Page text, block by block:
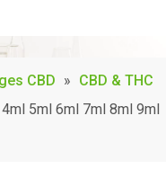
CBD » CBD & THC
5ml 6ml 7ml 8ml 9ml